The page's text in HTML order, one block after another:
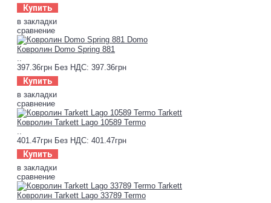
Купить
в закладки
сравнение
Ковролин Domo Spring 881
397.36грн Без НДС: 397.36грн
Купить
в закладки
сравнение
Ковролин Tarkett Lago 10589 Termo
401.47грн Без НДС: 401.47грн
Купить
в закладки
сравнение
Ковролин Tarkett Lago 33789 Termo